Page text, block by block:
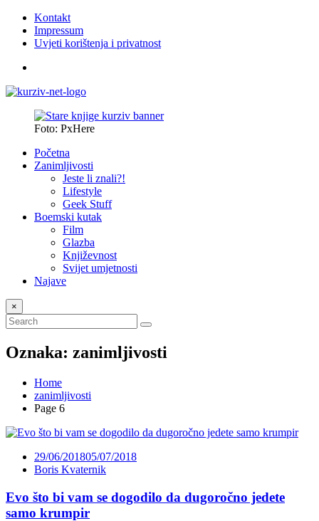
Kontakt
Impressum
Uvjeti korištenja i privatnost
Foto: PxHere
Početna
Zanimljivosti
Jeste li znali?!
Lifestyle
Geek Stuff
Boemski kutak
Film
Glazba
Književnost
Svijet umjetnosti
Najave
×
Oznaka: zanimljivosti
Home
zanimljivosti
Page 6
29/06/201805/07/2018
Boris Kvaternik
Evo što bi vam se dogodilo da dugoročno jedete
samo krumpir